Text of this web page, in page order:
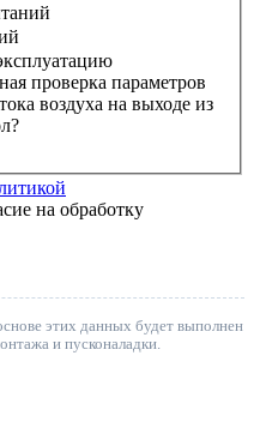
проверка параметров
воздуха на выходе из
на обработку
этих данных будет выполнен
и пусконаладки.